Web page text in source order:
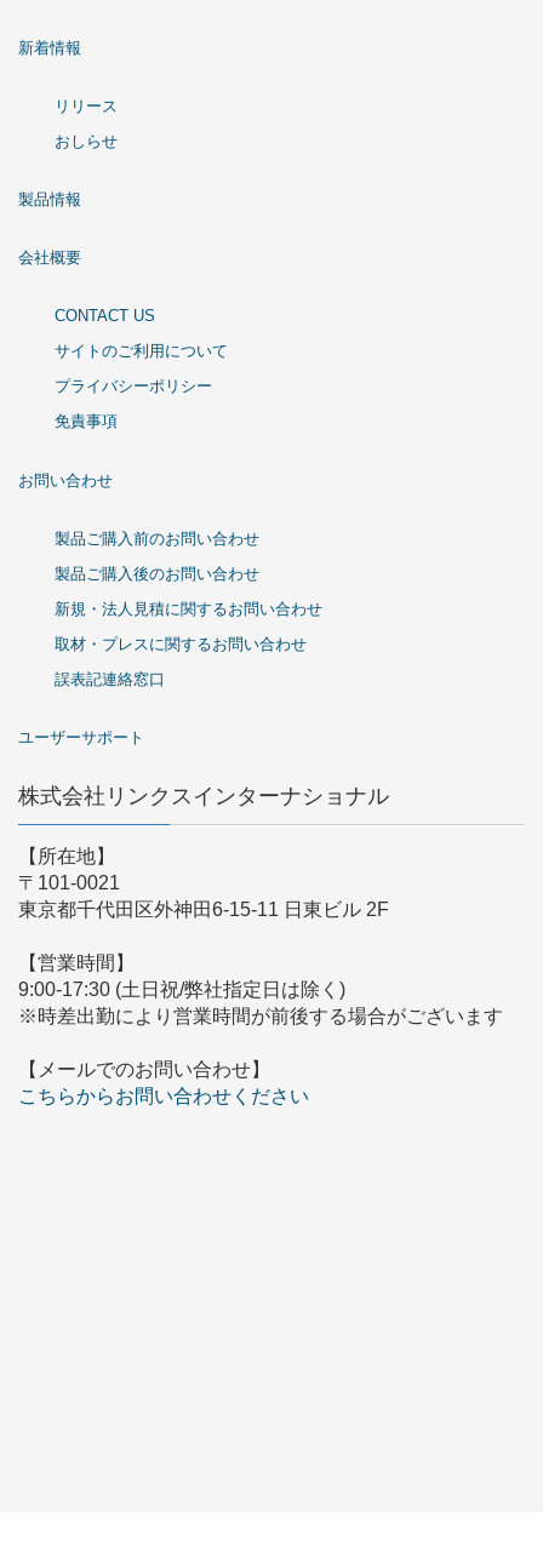
新着情報
リリース
おしらせ
製品情報
会社概要
CONTACT US
サイトのご利用について
プライバシーポリシー
免責事項
お問い合わせ
製品ご購入前のお問い合わせ
製品ご購入後のお問い合わせ
新規・法人見積に関するお問い合わせ
取材・プレスに関するお問い合わせ
誤表記連絡窓口
ユーザーサポート
株式会社リンクスインターナショナル
【所在地】
〒101-0021
東京都千代田区外神田6-15-11 日東ビル 2F
【営業時間】
9:00-17:30 (土日祝/弊社指定日は除く)
※時差出勤により営業時間が前後する場合がございます
【メールでのお問い合わせ】
こちらからお問い合わせください